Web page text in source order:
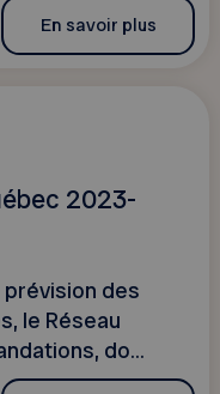
En savoir plus
2023-
des
le Réseau
do...